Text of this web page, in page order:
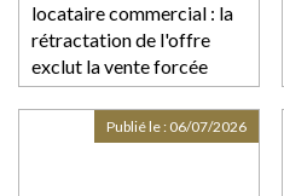
locataire commercial : la
rétractation de l'offre
exclut la vente forcée
Publié le : 06/07/2026